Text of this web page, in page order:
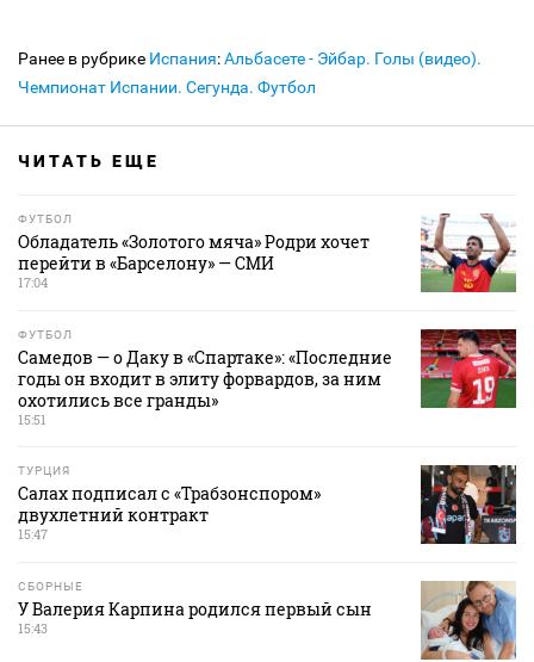
Ранее в рубрике Испания:Альбасете - Эйбар. Голы (видео).
Чемпионат Испании. Сегунда. Футбол
ЧИТАТЬ ЕЩЕ
ФУТБОЛ
Обладатель «Золотого мяча» Родри хочет
перейти в «Барселону» — СМИ
17:04
ФУТБОЛ
Самедов — о Даку в «Спартаке»: «Последние
годы он входит в элиту форвардов, за ним
охотились все гранды»
15:51
ТУРЦИЯ
Салах подписал с «Трабзонспором»
двухлетний контракт
15:47
СБОРНЫЕ
У Валерия Карпина родился первый сын
15:43